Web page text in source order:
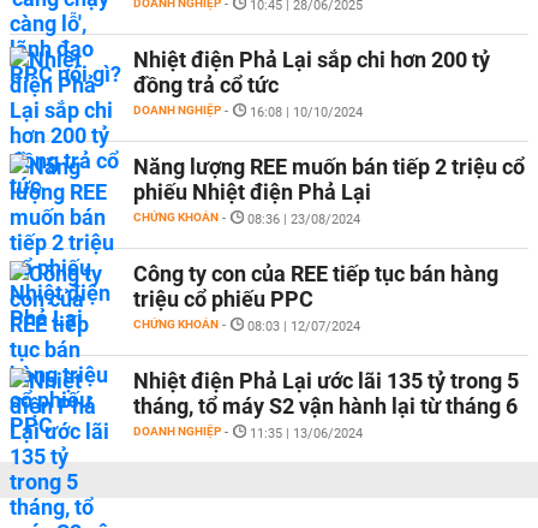
DOANH NGHIỆP - 10:45 | 28/06/2025
Nhiệt điện Phả Lại sắp chi hơn 200 tỷ
đồng trả cổ tức
DOANH NGHIỆP - 16:08 | 10/10/2024
Năng lượng REE muốn bán tiếp 2 triệu cổ
phiếu Nhiệt điện Phả Lại
CHỨNG KHOÁN - 08:36 | 23/08/2024
Công ty con của REE tiếp tục bán hàng
triệu cổ phiếu PPC
CHỨNG KHOÁN - 08:03 | 12/07/2024
Nhiệt điện Phả Lại ước lãi 135 tỷ trong 5
tháng, tổ máy S2 vận hành lại từ tháng 6
DOANH NGHIỆP - 11:35 | 13/06/2024